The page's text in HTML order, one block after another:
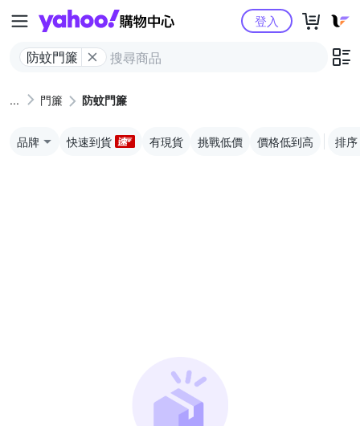
Yahoo購物中心
防蚊門簾
登入
門簾 防蚊門簾
品牌 快速到貨 有現貨 挑戰低價 價格低到高 排序